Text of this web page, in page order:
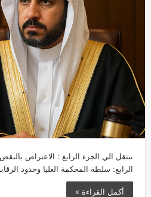
ننتقل الي الجزء الرابع : الاعتراض
الرابع: سلطة المحكمة العليا وحدود
أكمل القراءة »